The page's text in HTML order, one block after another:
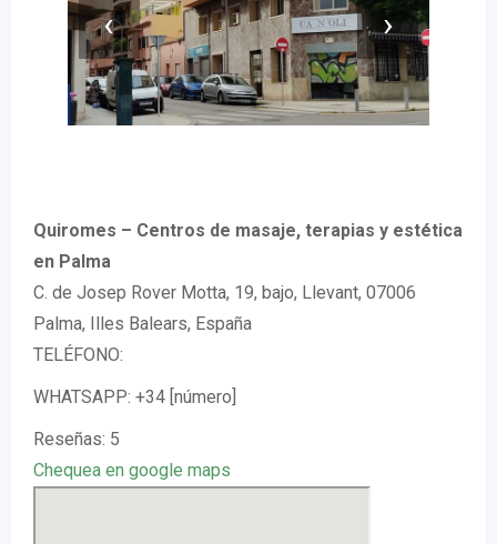
‹ ›
Quiromes – Centros de masaje, terapias y estética
en Palma
C. de Josep Rover Motta, 19, bajo, Llevant, 07006
Palma, Illes Balears, España
TELÉFONO:
WHATSAPP: +34 [número]
Reseñas: 5
Chequea en google maps